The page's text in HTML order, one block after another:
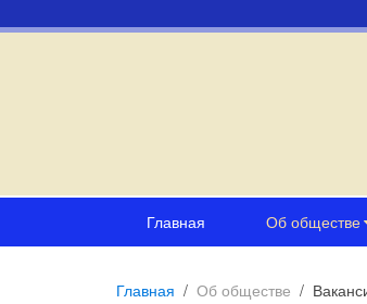
Главная Об обществе
Главная Об обществе